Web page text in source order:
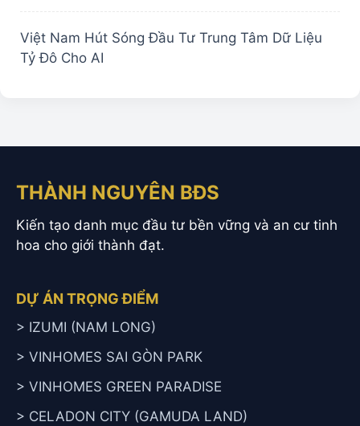
Việt Nam Hút Sóng Đầu Tư Trung Tâm Dữ Liệu
Tỷ Đô Cho AI
THÀNH NGUYÊN BĐS
Kiến tạo danh mục đầu tư bền vững và an cư tinh
hoa cho giới thành đạt.
DỰ ÁN TRỌNG ĐIỂM
> IZUMI (NAM LONG)
> VINHOMES SAI GÒN PARK
> VINHOMES GREEN PARADISE
> CELADON CITY (GAMUDA LAND)